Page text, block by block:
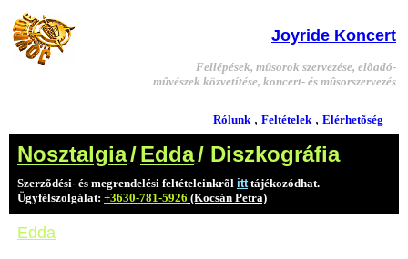
Joyride Koncert
Fellépések, mûsorok szervezése, elõadó-
mûvészek közvetítése, koncert- és mûsorszervezés
Rólunk , Feltételek , Elérhetõség
Nosztalgia/Edda/ Diszkográfia
Szerzõdési- és megrendelési feltételeinkrõl itttájékozódhat.
Ügyfélszolgálat: +3630-781-5926 (Kocsán Petra)
Edda